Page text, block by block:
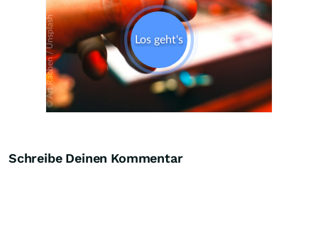
Schreibe Deinen Kommentar